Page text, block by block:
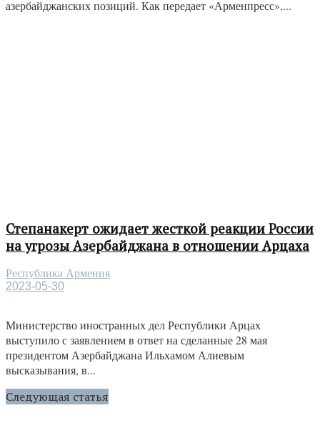
азербайджанских позиций. Как передает «Арменпресс»,...
Степанакерт ожидает жесткой реакции России
на угрозы Азербайджана в отношении Арцаха
Республика Армения
2023-05-30
Министерство иностранных дел Республики Арцах
выступило с заявлением в ответ на сделанные 28 мая
президентом Азербайджана Ильхамом Алиевым
высказывания, в...
Следующая статья